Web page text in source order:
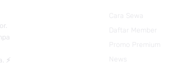
⚡
Cara Sewa
Daftar Member
Promo Premium
News